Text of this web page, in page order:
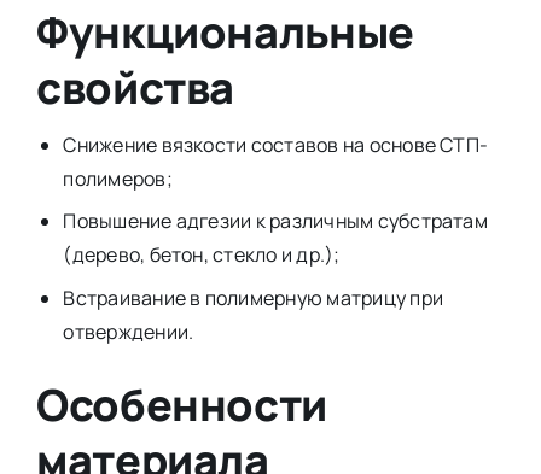
Функциональные
свойства
Снижение вязкости составов на основе СТП-
полимеров;
Повышение адгезии к различным субстратам
(дерево, бетон, стекло и др.);
Встраивание в полимерную матрицу при
отверждении.
Особенности
материала